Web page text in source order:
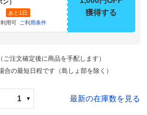
）
あと1日
用可
ご利用条件
獲得する
（ご注文確定後に商品を手配します）
の最短日程です（島しょ部を除く）
1 最新の在庫数を見る